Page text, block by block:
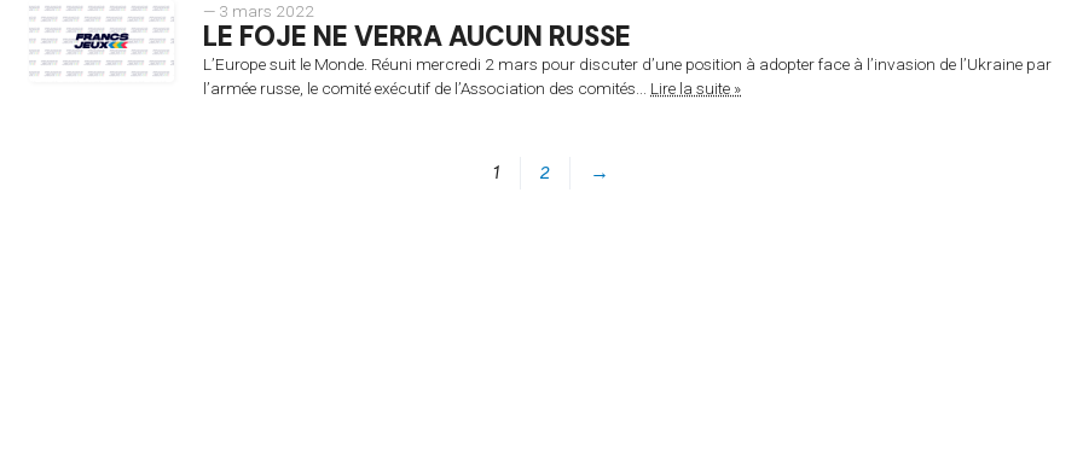
— 3 mars 2022
LE FOJE NE VERRA AUCUN RUSSE
L’Europe suit le Monde. Réuni mercredi 2 mars pour discuter d’une position à adopter face à l’invasion de l’Ukraine par
l’armée russe, le comité exécutif de l’Association des comités... Lire la suite »
1 2 →